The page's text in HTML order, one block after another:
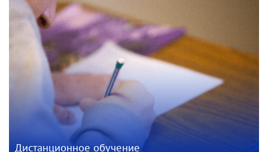
Дистанционное обучение